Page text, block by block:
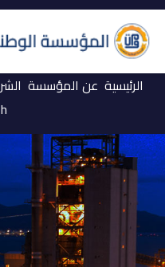
الرئيسية عن المؤسسة